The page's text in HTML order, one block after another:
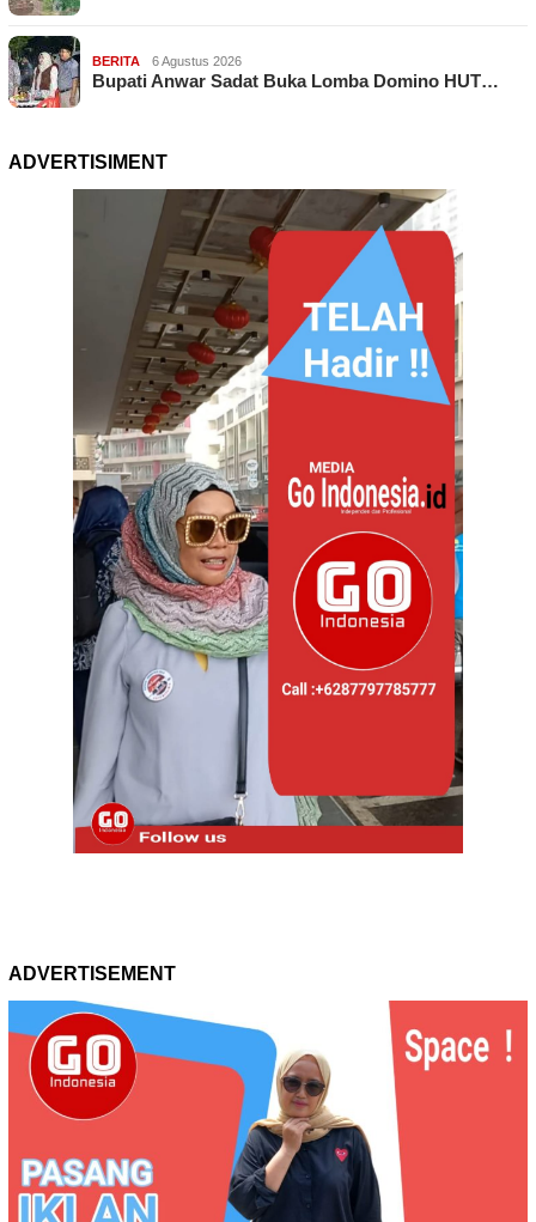
BERITA 6 Agustus 2026
Bupati Anwar Sadat Buka Lomba Domino HUT…
ADVERTISIMENT
ADVERTISEMENT